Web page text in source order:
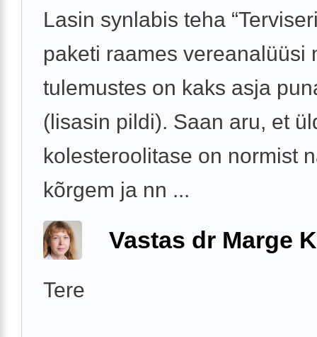
Lasin synlabis teha
paketi raames vereanalüüsi
tulemustes on kaks asja
(lisasin pildi). Saan aru, et
kolesteroolitase on normist
kõrgem ja nn ...
Vastas dr Marge
Tere